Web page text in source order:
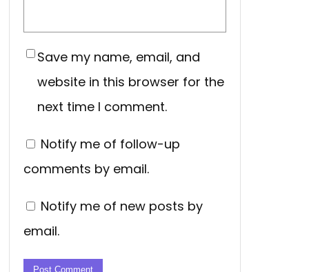
Save my name, email, and
website in this browser for the
next time I comment.
Notify me of follow-up
comments by email.
Notify me of new posts by
email.